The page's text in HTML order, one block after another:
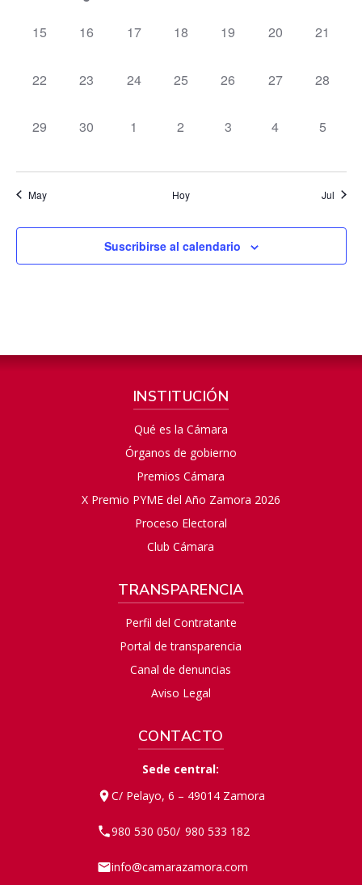
0
15
0
16
0
17
0
18
0
19
0
20
0
21
0
22
0
23
0
24
0
25
0
26
0
27
0
28
0
29
0
30
0
1
0
2
0
3
0
4
0
5
May Hoy Jul
Suscribirse al calendario
INSTITUCIÓN
Qué es la Cámara
Órganos de gobierno
Premios Cámara
X Premio PYME del Año Zamora 2026
Proceso Electoral
Club Cámara
TRANSPARENCIA
Perfil del Contratante
Portal de transparencia
Canal de denuncias
Aviso Legal
CONTACTO
Sede central:
C/ Pelayo, 6 – 49014 Zamora
980 530 050/ 980 533 182
info@camarazamora.com